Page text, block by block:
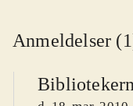
Anmeldelser